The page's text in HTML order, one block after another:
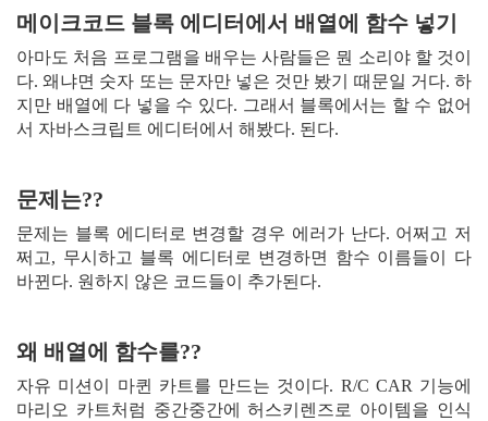
메이크코드 블록 에디터에서 배열에 함수 넣기
아마도 처음 프로그램을 배우는 사람들은 뭔 소리야 할 것이
다. 왜냐면 숫자 또는 문자만 넣은 것만 봤기 때문일 거다. 하
지만 배열에 다 넣을 수 있다. 그래서 블록에서는 할 수 없어
서 자바스크립트 에디터에서 해봤다. 된다.
문제는??
문제는 블록 에디터로 변경할 경우 에러가 난다. 어쩌고 저
쩌고, 무시하고 블록 에디터로 변경하면 함수 이름들이 다
바뀐다. 원하지 않은 코드들이 추가된다.
왜 배열에 함수를??
자유 미션이 마퀸 카트를 만드는 것이다. R/C CAR 기능에
마리오 카트처럼 중간중간에 허스키렌즈로 아이템을 인식